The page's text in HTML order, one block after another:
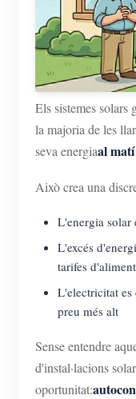
Els sistemes solars
la majoria de les
seva energiaal
Això crea una
L'energia solar
L'excés
tarifes
L'electricitat es
preu més alt
Sense entendre
d'instal·lacions
oportunitat: